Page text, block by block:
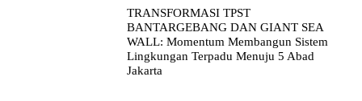
TRANSFORMASI TPST
BANTARGEBANG DAN GIANT SEA
WALL: Momentum Membangun Sistem
Lingkungan Terpadu Menuju 5 Abad
Jakarta